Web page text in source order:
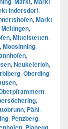
Indersdorf,
, Markt
Meitingen,
, Mittelstetten,
, Moosinning,
,
, Neukeferloh,
, Oberding,
,
,
,
, Pähl,
, Penzberg,